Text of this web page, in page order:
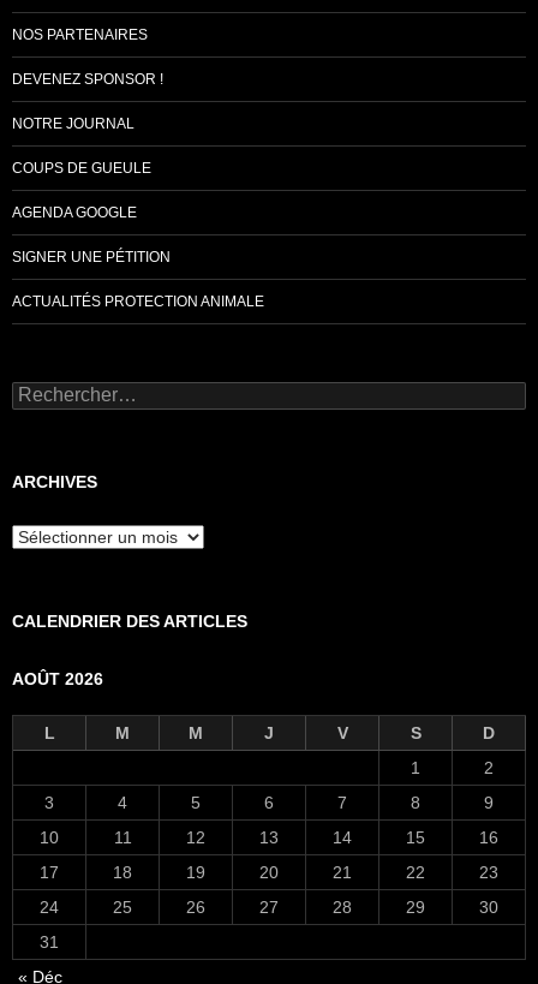
NOS PARTENAIRES
DEVENEZ SPONSOR !
NOTRE JOURNAL
COUPS DE GUEULE
AGENDA GOOGLE
SIGNER UNE PÉTITION
ACTUALITÉS PROTECTION ANIMALE
Rechercher :
ARCHIVES
Archives
CALENDRIER DES ARTICLES
AOÛT 2026
L M M J V S
D
1
2
3
4 5 6 7 8
9
10
11 12 13 14 15
16
17
18 19 20 21 22
23
24
25 26 27 28 29
30
31
« Déc